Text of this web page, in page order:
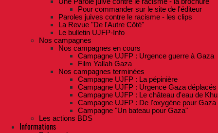
Pour commander sur le site de l'éditeur
Paroles juives contre le racisme - les clips
La Revue "De l'Autre Côté"
Le bulletin UJFP-Info
Nos campagnes
Nos campagnes en cours
Campagne UJFP : Urgence guerre à Gaza
Film Yallah Gaza
Nos campagnes terminées
Campagne UJFP : La pépinière
Campagne UJFP : Urgence Gaza déplacés
Campagne UJFP : Le château d'eau de
Campagne UJFP : De l'oxygène pour Gaza
Campagne "Un bateau pour Gaza"
Les actions BDS
Informations